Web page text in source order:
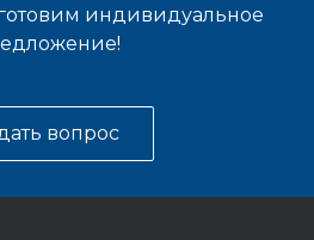
индивидуальное
вопрос